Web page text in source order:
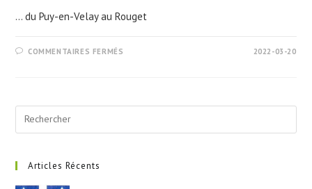
... du Puy-en-Velay au Rouget
COMMENTAIRES FERMÉS
1ÈRE
2022-03-20
Articles Récents